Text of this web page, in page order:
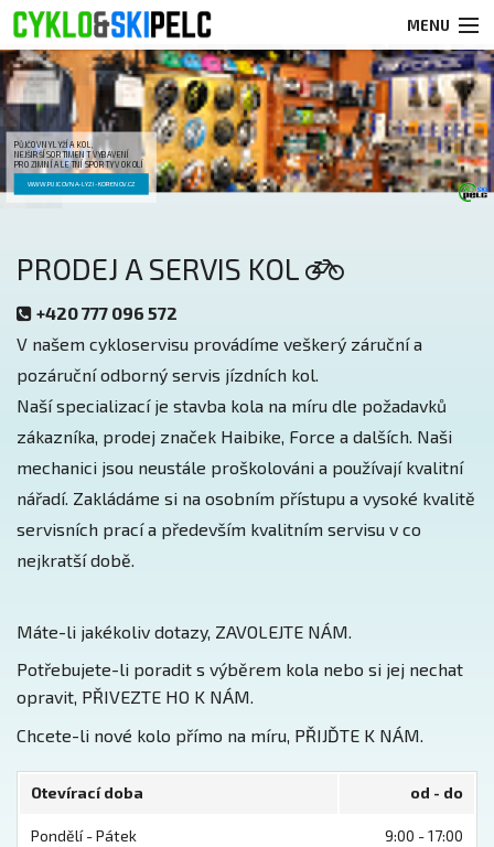
MENU
PRODEJ A SERVIS KOL
FOTOGALERIE
PŮJČOVNY
PŮJČOVNY LYŽÍ A KOL,
NEJŠIRŠÍ SORTIMENT VYBAVENÍ
PRO ZIMNÍ A LETNÍ SPORTY V OKOLÍ
WWW.PUJCOVNA-LYZI-KORENOV.CZ
PRODEJ A SERVIS KOL
+420 777 096 572
V našem cykloservisu provádíme veškerý záruční a
pozáruční odborný servis jízdních kol.
Naší specializací je stavba kola na míru dle požadavků
zákazníka, prodej značek Haibike, Force a dalších. Naši
mechanici jsou neustále proškolováni a používají kvalitní
nářadí. Zakládáme si na osobním přístupu a vysoké kvalitě
servisních prací a především kvalitním servisu v co
nejkratší době.
Máte-li jakékoliv dotazy, ZAVOLEJTE NÁM.
Potřebujete-li poradit s výběrem kola nebo si jej nechat
opravit, PŘIVEZTE HO K NÁM.
Chcete-li nové kolo přímo na míru, PŘIJĎTE K NÁM.
Otevírací doba od - do
Pondělí - Pátek 9:00 - 17:00